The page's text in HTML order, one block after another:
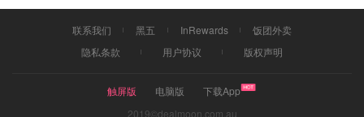
联系我们 黑五 InRewards
饭团外卖
隐私条款
用户协议 版权声明
触屏版 电脑版
下载App
2019©dealmoon.com.au